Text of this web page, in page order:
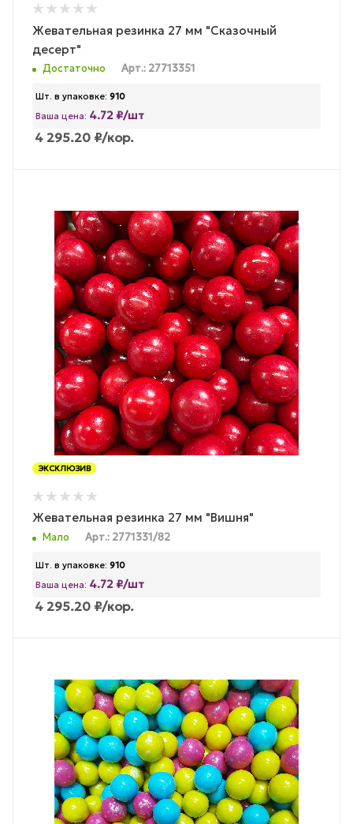
Жевательная резинка 27 мм "Сказочный
десерт"
Достаточно Арт.: 27713351
Шт. в упаковке: 910
Ваша цена: 4.72 ₽/шт
4 295.20 ₽/кор.
ЭКСКЛЮЗИВ
Жевательная резинка 27 мм "Вишня"
Мало Арт.: 2771331/82
Шт. в упаковке: 910
Ваша цена: 4.72 ₽/шт
4 295.20 ₽/кор.